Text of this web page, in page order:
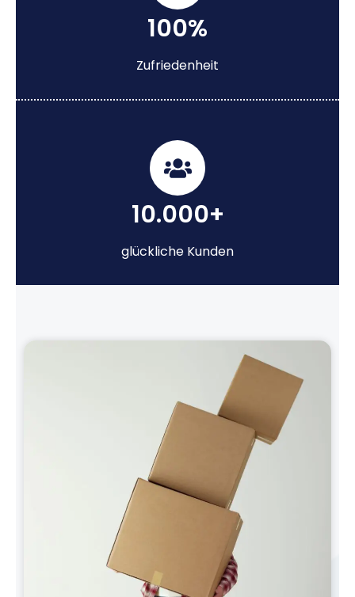
100%
Zufriedenheit
10.000+
glückliche Kunden